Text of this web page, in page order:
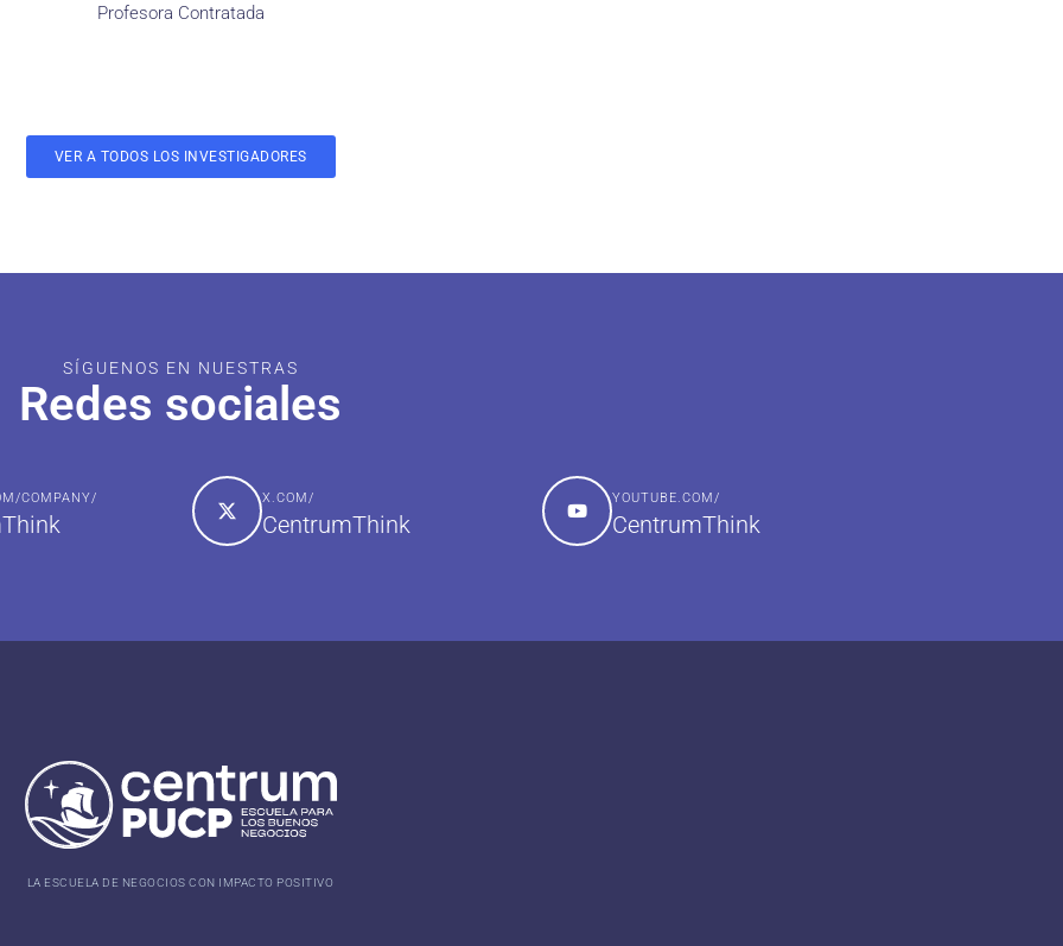
Profesora Contratada
VER A TODOS LOS INVESTIGADORES
SÍGUENOS EN NUESTRAS
Redes sociales
COMPANY/ X.COM/
CentrumThink
YOUTUBE.COM/
CentrumThink
LA ESCUELA DE NEGOCIOS CON IMPACTO POSITIVO